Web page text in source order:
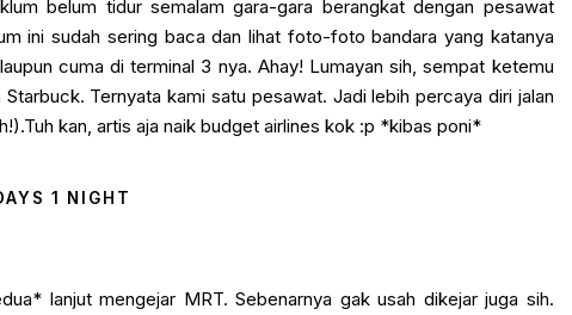
belum tidur semalam gara-gara berangkat dengan pesawat
ini sudah sering baca dan lihat foto-foto bandara yang katanya
cuma di terminal 3 nya. Ahay! Lumayan sih, sempat ketemu
Ternyata kami satu pesawat. Jadi lebih percaya diri jalan
kan, artis aja naik budget airlines kok :p *kibas poni*
1 NIGHT
lanjut mengejar MRT. Sebenarnya gak usah dikejar juga sih.